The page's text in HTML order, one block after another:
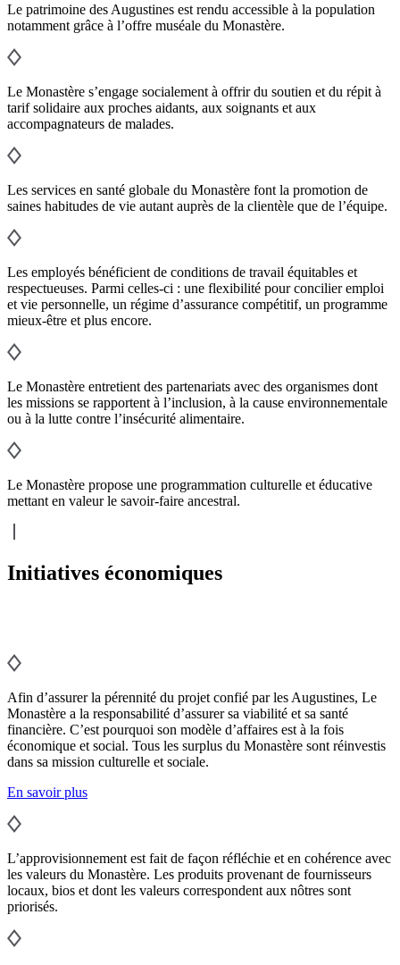
Le patrimoine des Augustines est rendu accessible à la population
notamment grâce à l’offre muséale du Monastère.
Le Monastère s’engage socialement à offrir du soutien et du répit à
tarif solidaire aux proches aidants, aux soignants et aux
accompagnateurs de malades.
Les services en santé globale du Monastère font la promotion de
saines habitudes de vie autant auprès de la clientèle que de l’équipe.
Les employés bénéficient de conditions de travail équitables et
respectueuses. Parmi celles-ci : une flexibilité pour concilier emploi
et vie personnelle, un régime d’assurance compétitif, un programme
mieux-être et plus encore.
Le Monastère entretient des partenariats avec des organismes dont
les missions se rapportent à l’inclusion, à la cause environnementale
ou à la lutte contre l’insécurité alimentaire.
Le Monastère propose une programmation culturelle et éducative
mettant en valeur le savoir-faire ancestral.
Initiatives économiques
Afin d’assurer la pérennité du projet confié par les Augustines, Le
Monastère a la responsabilité d’assurer sa viabilité et sa santé
financière. C’est pourquoi son modèle d’affaires est à la fois
économique et social. Tous les surplus du Monastère sont réinvestis
dans sa mission culturelle et sociale.
En savoir plus
L’approvisionnement est fait de façon réfléchie et en cohérence avec
les valeurs du Monastère. Les produits provenant de fournisseurs
locaux, bios et dont les valeurs correspondent aux nôtres sont
priorisés.